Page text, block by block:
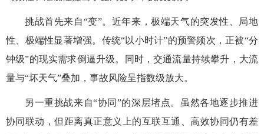
挑战首先来自“变”。近年来，极端天气的突发性、局地
性、极端性显著增强。传统“以小时计”的预警频次，正被“分
钟级”的现实需求倒逼升级。同时，交通流量持续攀升，大流
量与“坏天气”叠加，事故风险呈指数级放大。
另一重挑战来自“协同”的深层堵点。虽然各地逐步推进
协同联动，但距离真正意义上的互联互通、高效协同仍有差